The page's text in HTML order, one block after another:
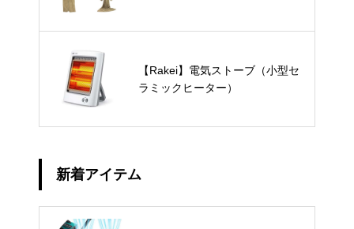
【Rakei】電気ストーブ（小型セ
ラミックヒーター）
新着アイテム